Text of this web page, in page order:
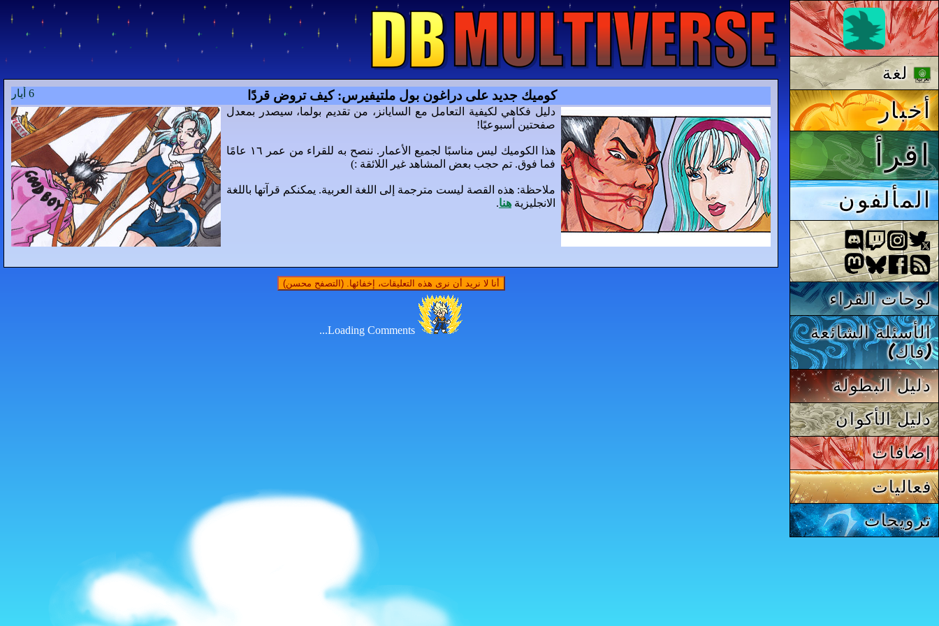
6 أيار كوميك جديد على دراغون بول ملتيفيرس: كيف تروض قردًا
دليل فكاهي لكيفية التعامل مع السايانز، من تقديم بولما، سيصدر بمعدل
صفحتين أسبوعيًا!
هذا الكوميك ليس مناسبًا لجميع الأعمار. ننصح به للقراء من عمر ١٦ عامًا
فما فوق. تم حجب بعض المشاهد غير اللائقة :)
ملاحظة: هذه القصة ليست مترجمة إلى اللغة العربية. يمكنكم قرآتها باللغة
الانجليزية هنا.
أنا لا نريد أن نرى هذه التعليقات، إخفائها. (التصفح محسن)
Loading Comments...
لغة
أخبار
اقرأ
المألفون
لوحات القراء
الأسئلة الشائعة
(فاك)
دليل البطولة
دليل الأكوان
إضافات
فعاليات
ترويجات